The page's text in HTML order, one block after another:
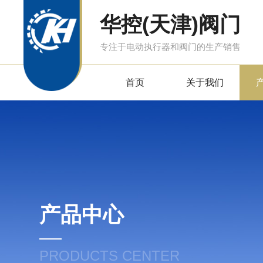
华控(天津)阀门
专注于电动执行器和阀门的生产销售
首页 关于我们
产品中心
PRODUCTS CENTER